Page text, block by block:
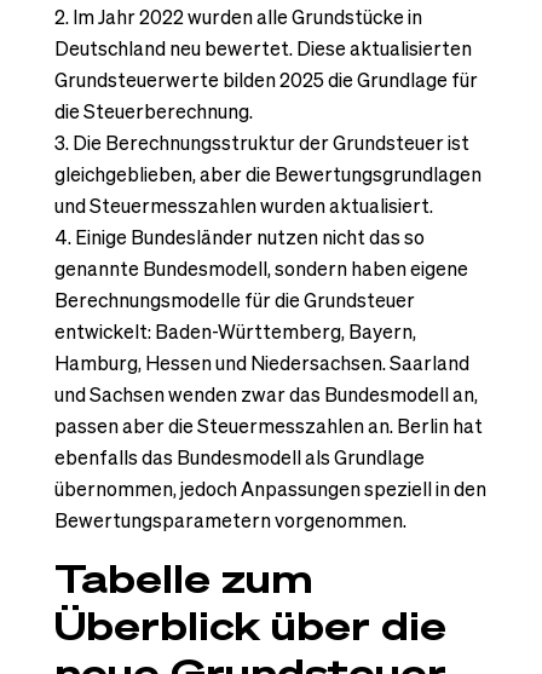
Im Jahr 2022 wurden alle Grundstücke in
Deutschland neu bewertet. Diese aktualisierten
Grundsteuerwerte bilden 2025 die Grundlage für
die Steuerberechnung.
Die Berechnungsstruktur der Grundsteuer ist
gleichgeblieben, aber die Bewertungsgrundlagen
und Steuermesszahlen wurden aktualisiert.
Einige Bundesländer nutzen nicht das so
genannte Bundesmodell, sondern haben eigene
Berechnungsmodelle für die Grundsteuer
entwickelt: Baden-Württemberg, Bayern,
Hamburg, Hessen und Niedersachsen. Saarland
und Sachsen wenden zwar das Bundesmodell an,
passen aber die Steuermesszahlen an. Berlin hat
ebenfalls das Bundesmodell als Grundlage
übernommen, jedoch Anpassungen speziell in den
Bewertungsparametern vorgenommen.
Tabelle zum
Überblick über die